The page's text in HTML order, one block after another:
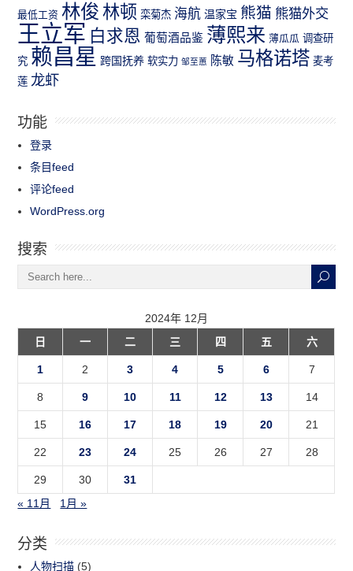
最低工资 林俊 林顿 栾菊杰 海航 温家宝 熊猫 熊猫外交
王立军 白求恩 葡萄酒品鉴 薄熙来 薄瓜瓜 调查研
究 赖昌星 跨国抚养 软实力 邹至蕙 陈敏 马格诺塔 麦考
莲 龙虾
功能
登录
条目feed
评论feed
WordPress.org
搜索
2024年 12月
日
一 二 三 四 五 六
1 2 3 4 5 6 7
8 9 10 11 12 13 14
15 16 17 18 19 20 21
22 23 24 25 26 27 28
29 30
31
« 11月
1月 »
分类
人物扫描 (5)